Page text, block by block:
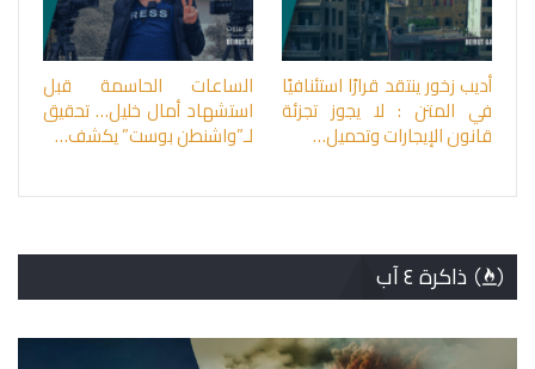
أديب زخور ينتقد قرارًا استئنافيًا
في المتن : لا يجوز تجزئة
قانون الإيجارات وتحميل…
الساعات الحاسمة قبل
استشهاد أمال خليل… تحقيق
لـ”واشنطن بوست” يكشف…
ذاكرة ٤ آب